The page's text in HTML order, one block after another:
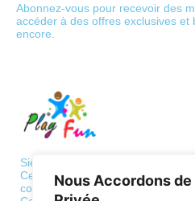
Nous Accordons de
Abonnez-vous pour recevoir des
accéder à des offres exclusives et
encore.
Siège: 36 BD de Paris, Casablanca
Centre de traitement des
commandes